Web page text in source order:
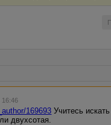
16:46
169693 Учитесь
двухсотая.